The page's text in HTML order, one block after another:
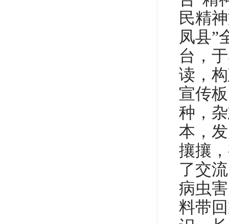
民精
凤县”
台，于
读，
宣传
种，
本，
攘攘
了交
病虫
料带